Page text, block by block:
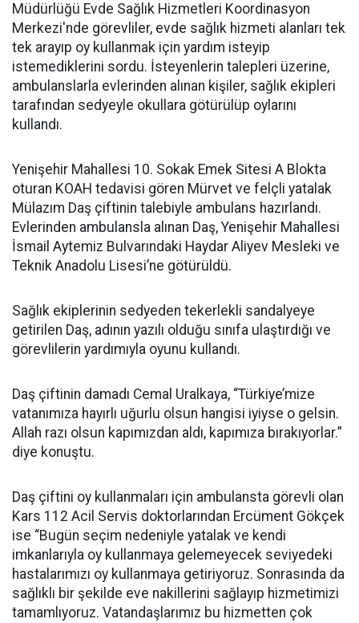
Müdürlüğü Evde Sağlık Hizmetleri Koordinasyon
Merkezi'nde görevliler, evde sağlık hizmeti alanları tek
tek arayıp oy kullanmak için yardım isteyip
istemediklerini sordu. İsteyenlerin talepleri üzerine,
ambulanslarla evlerinden alınan kişiler, sağlık ekipleri
tarafından sedyeyle okullara götürülüp oylarını
kullandı.
Yenişehir Mahallesi 10. Sokak Emek Sitesi A Blokta
oturan KOAH tedavisi gören Mürvet ve felçli yatalak
Mülazım Daş çiftinin talebiyle ambulans hazırlandı.
Evlerinden ambulansla alınan Daş, Yenişehir Mahallesi
İsmail Aytemiz Bulvarındaki Haydar Aliyev Mesleki ve
Teknik Anadolu Lisesi’ne götürüldü.
Sağlık ekiplerinin sedyeden tekerlekli sandalyeye
getirilen Daş, adının yazılı olduğu sınıfa ulaştırdığı ve
görevlilerin yardımıyla oyunu kullandı.
Daş çiftinin damadı Cemal Uralkaya, “Türkiye’mize
vatanımıza hayırlı uğurlu olsun hangisi iyiyse o gelsin.
Allah razı olsun kapımızdan aldı, kapımıza bırakıyorlar.”
diye konuştu.
Daş çiftini oy kullanmaları için ambulansta görevli olan
Kars 112 Acil Servis doktorlarından Ercüment Gökçek
ise “Bugün seçim nedeniyle yatalak ve kendi
imkanlarıyla oy kullanmaya gelemeyecek seviyedeki
hastalarımızı oy kullanmaya getiriyoruz. Sonrasında da
sağlıklı bir şekilde eve nakillerini sağlayıp hizmetimizi
tamamlıyoruz. Vatandaşlarımız bu hizmetten çok